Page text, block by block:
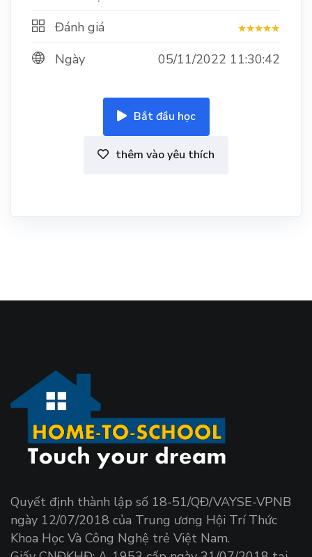
Đánh giá
Ngày
05/11/2022 11:30:42
Bắt đầu học
thêm vào yêu thích
Quyết định thành lập số 18-51/QĐ/VAYSE-VPNB
ngày 12/07/2018 của Trung ương Hội Trí Thức
Khoa Học Và Công Nghệ trẻ Việt Nam.